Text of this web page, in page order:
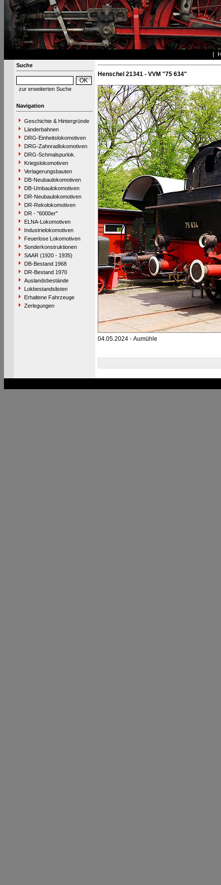
Suche
zur erweiterten Suche
Navigation
Geschichte & Hintergründe
Länderbahnen
DRG-Einheitslokomotiven
DRG-Zahnradlokomotiven
DRG-Schmalspurlok.
Kriegslokomotiven
Verlagerungsbauten
DB-Neubaulokomotiven
DB-Umbaulokomotiven
DR-Neubaulokomotiven
DR-Rekolokomotiven
DR - "6000er"
ELNA-Lokomotiven
Industrielokomotiven
Feuerlose Lokomotiven
Sonderkonstruktionen
SAAR (1920 - 1935)
DB-Bestand 1968
DR-Bestand 1970
Auslandsbestände
Lokbestandslisten
Erhaltene Fahrzeuge
Zerlegungen
Henschel 21341 - VVM "75 634"
04.05.2024 - Aumühle